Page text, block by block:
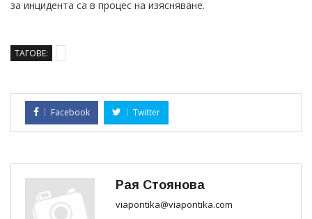
за инцидента са в процес на изясняване.
ТАГОВЕ:
Facebook Twitter
Рая Стоянова
viapontika@viapontika.com